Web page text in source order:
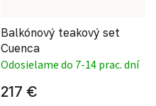
Balkónový teakový set
Cuenca
Odosielame do 7-14 prac. dní
217 €